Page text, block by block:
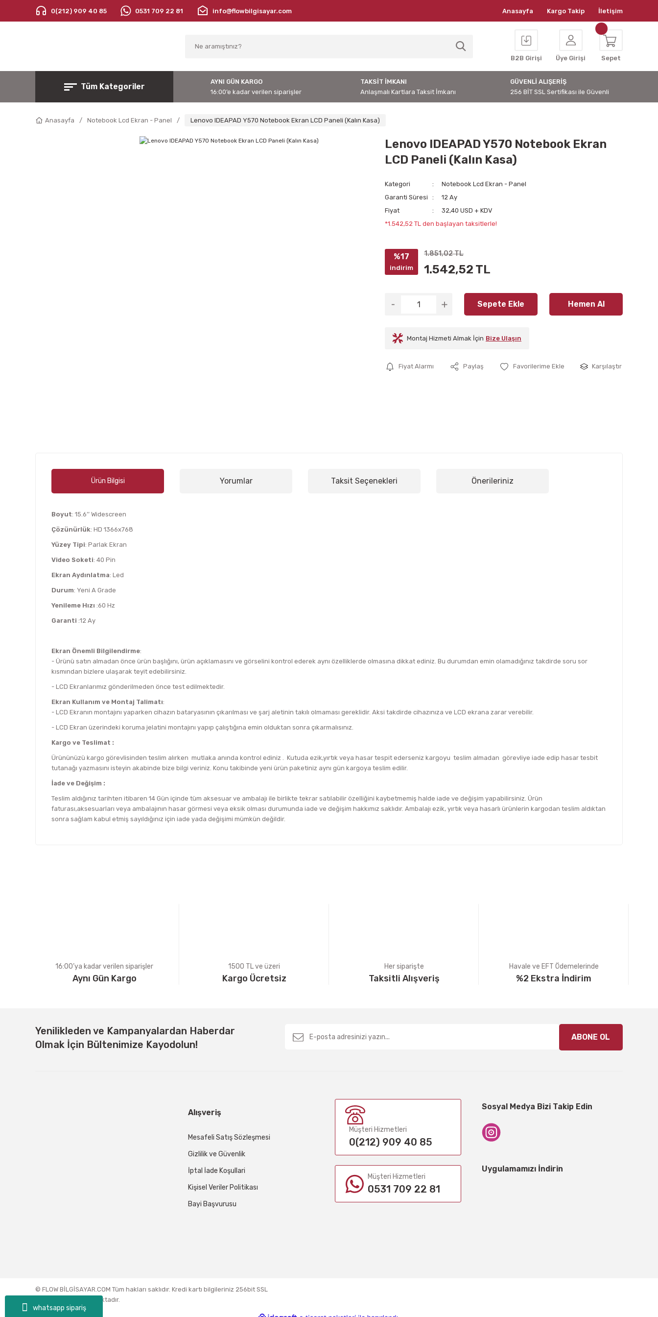
whatsapp sipariş
0(212) 909 40 85 0531 709 22 81 info@flowbilgisayar.com Anasayfa Kargo Takip İletişim
B2B Girişi Üye Girişi Sepet
Tüm Kategoriler
AYNI GÜN KARGO
16:00’e kadar verilen siparişler
TAKSİT İMKANI
Anlaşmalı Kartlara Taksit İmkanı
GÜVENLİ ALIŞERİŞ
256 BİT SSL Sertifikası ile Güvenli
Anasayfa Notebook Lcd Ekran - Panel Lenovo IDEAPAD Y570 Notebook Ekran LCD Paneli (Kalın Kasa)
Lenovo IDEAPAD Y570 Notebook Ekran
LCD Paneli (Kalın Kasa)
Kategori
Notebook Lcd Ekran - Panel
Garanti Süresi
12 Ay
Fiyat
32,40 USD + KDV
*1.542,52 TL den başlayan taksitlerle!
%17
indirim
1.851,02 TL
1.542,52 TL
Sepete Ekle Hemen Al
Montaj Hizmeti Almak İçin Bize Ulaşın
Fiyat Alarmı Paylaş Karşılaştır
Ürün Bilgisi Yorumlar Taksit Seçenekleri Önerileriniz
Boyut: 15.6’’ Widescreen
Çözünürlük: HD 1366x768
Yüzey Tipi: Parlak Ekran
Video Soketi: 40 Pin
Ekran Aydınlatma: Led
Durum: Yeni A Grade
Yenileme Hızı :60 Hz
Garanti :12 Ay
Ekran Önemli Bilgilendirme:
- Ürünü satın almadan önce ürün başlığını, ürün açıklamasını ve görselini kontrol ederek aynı özelliklerde olmasına dikkat ediniz. Bu durumdan emin olamadığınız takdirde soru sor
kısmından bizlere ulaşarak teyit edebilirsiniz.
- LCD Ekranlarımız gönderilmeden önce test edilmektedir.
Ekran Kullanım ve Montaj Talimatı:
- LCD Ekranın montajını yaparken cihazın bataryasının çıkarılması ve şarj aletinin takılı olmaması gereklidir. Aksi takdirde cihazınıza ve LCD ekrana zarar verebilir.
- LCD Ekran üzerindeki koruma jelatini montajını yapıp çalıştığına emin olduktan sonra çıkarmalısınız.
Kargo ve Teslimat :
Ürününüzü kargo görevlisinden teslim alırken mutlaka anında kontrol ediniz . Kutuda ezik,yırtık veya hasar tespit ederseniz kargoyu teslim almadan görevliye iade edip hasar tesbit
tutanağı yazmasını isteyin akabinde bize bilgi veriniz. Konu takibinde yeni ürün paketiniz aynı gün kargoya teslim edilir.
İade ve Değişim :
Teslim aldığınız tarihten itibaren 14 Gün içinde tüm aksesuar ve ambalajı ile birlikte tekrar satılabilir özelliğini kaybetmemiş halde iade ve değişim yapabilirsiniz. Ürün
faturası,aksesuarları veya ambalajının hasar görmesi veya eksik olması durumunda iade ve değişim hakkımız saklıdır. Ambalajı ezik, yırtık veya hasarlı ürünlerin kargodan teslim aldıktan
sonra sağlam kabul etmiş sayıldığınız için iade yada değişimi mümkün değildir.
16:00’ya kadar verilen siparişler
Aynı Gün Kargo
1500 TL ve üzeri
Kargo Ücretsiz
Her siparişte
Taksitli Alışveriş
Havale ve EFT Ödemelerinde
%2 Ekstra İndirim
Yenilikleden ve Kampanyalardan Haberdar
Olmak İçin Bültenimize Kayodolun!
ABONE OL
Alışveriş
Mesafeli Satış Sözleşmesi
Gizlilik ve Güvenlik
İptal İade Koşullari
Kişisel Veriler Politikası
Bayi Başvurusu
Müşteri Hizmetleri
0(212) 909 40 85
Müşteri Hizmetleri
0531 709 22 81
Sosyal Medya Bizi Takip Edin
Uygulamamızı İndirin
© FLOW BİLGİSAYAR.COM Tüm hakları saklıdır. Kredi kartı bilgileriniz 256bit SSL
sertifikası ile korunmaktadır.